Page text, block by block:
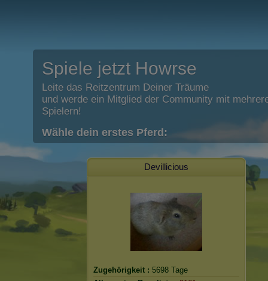
Spiele jetzt Howrse
Leite das Reitzentrum Deiner Träume
und werde ein Mitglied der Community mit
Spielern!
Wähle dein erstes Pferd:
Devillicious
Zugehörigkeit : 5698 Tage